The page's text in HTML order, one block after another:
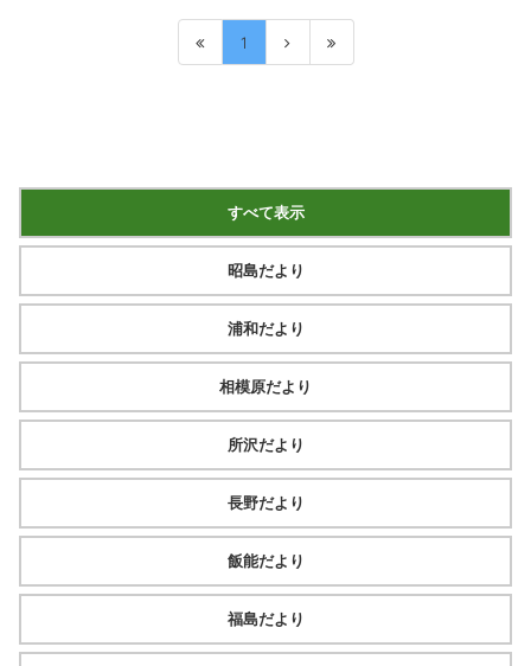
1
すべて表示
昭島だより
浦和だより
相模原だより
所沢だより
長野だより
飯能だより
福島だより